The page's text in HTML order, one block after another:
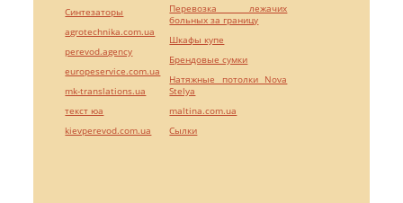
Синтезаторы
agrotechnika.com.ua
perevod.agency
europeservice.com.ua
mk-translations.ua
текст юа
kievperevod.com.ua
Перевозка лежачих
больных за границу
Шкафы купе
Брендовые сумки
Натяжные потолки Nova
Stelya
maltina.com.ua
Cылки